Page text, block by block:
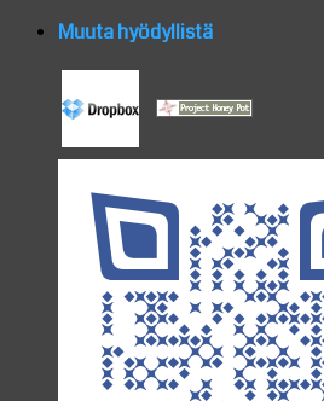
Muuta hyödyllistä